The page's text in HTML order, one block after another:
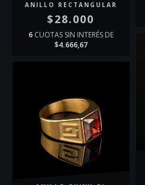
ANILLO RECTANGULAR
$28.000
6 CUOTAS SIN INTERÉS DE
$4.666,67